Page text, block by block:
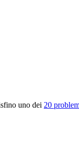
uno dei 20